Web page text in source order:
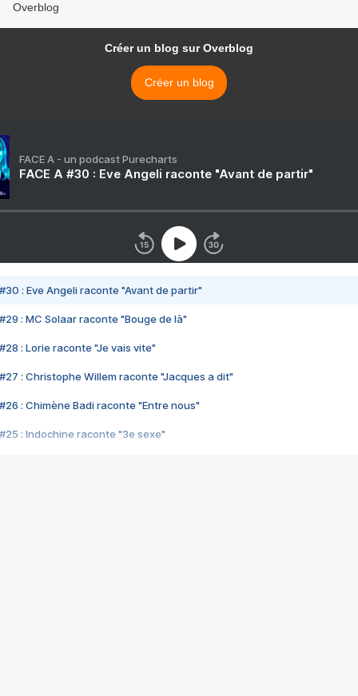
Overblog
Créer un blog sur Overblog
Créer un blog
FACE A - un podcast Purecharts
FACE A #30 : Eve Angeli raconte "Avant de partir"
#30 : Eve Angeli raconte "Avant de partir"
#29 : MC Solaar raconte "Bouge de là"
#28 : Lorie raconte "Je vais vite"
#27 : Christophe Willem raconte "Jacques a dit"
#26 : Chimène Badi raconte "Entre nous"
#25 : Indochine raconte "3e sexe"